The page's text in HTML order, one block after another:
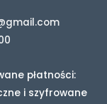
płatności:
i szyfrowane